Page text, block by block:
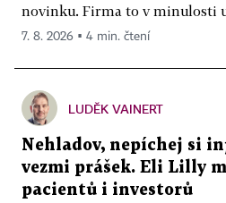
novinku. Firma to v minulosti
7. 8. 2026 ▪ 4 min. čtení
LUDĚK VAINERT
Nehladov, nepíchej si
vezmi prášek. Eli Lilly
pacientů i investorů